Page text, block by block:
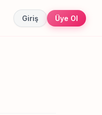
Giriş Üye Ol